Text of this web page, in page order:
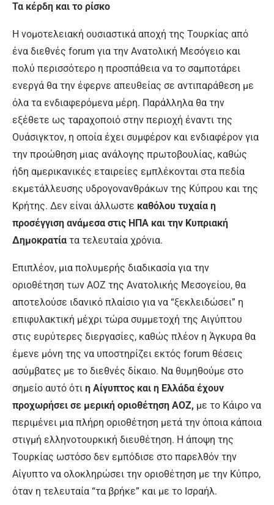
Τα κέρδη και το ρίσκο
Η νομοτελειακή ουσιαστικά αποχή της Τουρκίας από
ένα διεθνές forum για την Ανατολική Μεσόγειο και
πολύ περισσότερο η προσπάθεια να το σαμποτάρει
ενεργά θα την έφερνε απευθείας σε αντιπαράθεση με
όλα τα ενδιαφερόμενα μέρη. Παράλληλα θα την
εξέθετε ως ταραχοποιό στην περιοχή έναντι της
Ουάσιγκτον, η οποία έχει συμφέρον και ενδιαφέρον για
την προώθηση μιας ανάλογης πρωτοβουλίας, καθώς
ήδη αμερικανικές εταιρείες εμπλέκονται στα πεδία
εκμετάλλευσης υδρογονανθράκων της Κύπρου και της
Κρήτης. Δεν είναι άλλωστε καθόλου τυχαία η
προσέγγιση ανάμεσα στις ΗΠΑ και την Κυπριακή
Δημοκρατία τα τελευταία χρόνια.
Επιπλέον, μια πολυμερής διαδικασία για την
οριοθέτηση των ΑΟΖ της Ανατολικής Μεσογείου, θα
αποτελούσε ιδανικό πλαίσιο για να “ξεκλειδώσει” η
επιφυλακτική μέχρι τώρα συμμετοχή της Αιγύπτου
στις ευρύτερες διεργασίες, καθώς πλέον η Άγκυρα θα
έμενε μόνη της να υποστηρίζει εκτός forum θέσεις
ασύμβατες με το διεθνές δίκαιο. Να θυμηθούμε στο
σημείο αυτό ότι η Αίγυπτος και η Ελλάδα έχουν
προχωρήσει σε μερική οριοθέτηση ΑΟΖ, με το Κάιρο να
περιμένει μια πλήρη οριοθέτηση μετά την όποια κάποια
στιγμή ελληνοτουρκική διευθέτηση. Η άποψη της
Τουρκίας ωστόσο δεν εμπόδισε στο παρελθόν την
Αίγυπτο να ολοκληρώσει την οριοθέτηση με την Κύπρο,
όταν η τελευταία “τα βρήκε” και με το Ισραήλ.